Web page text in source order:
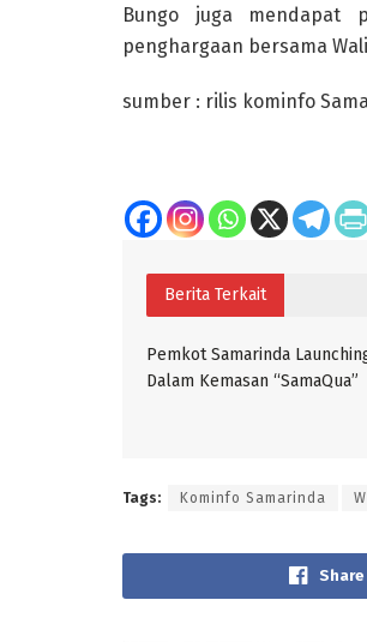
Bungo juga mendapat
penghargaan bersama
sumber : rilis kominfo
Berita Terkait
Pemkot Samarinda
Dalam Kemasan “SamaQua”
Tags: Kominfo Samarinda
Share